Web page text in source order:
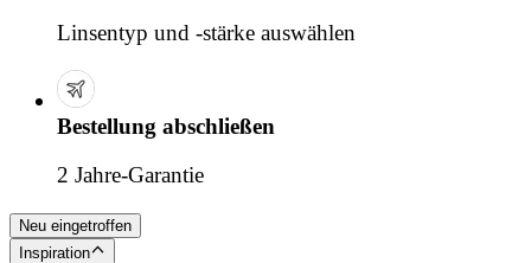
Linsentyp und -stärke auswählen
Bestellung abschließen
2 Jahre-Garantie
Neu eingetroffen
Inspiration